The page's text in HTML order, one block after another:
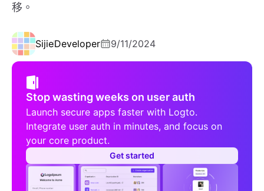
移。
SijieDeveloper 9/11/2024
Stop wasting weeks on user auth
Launch secure apps faster with Logto.
Integrate user auth in minutes, and focus on
your core product.
Get started